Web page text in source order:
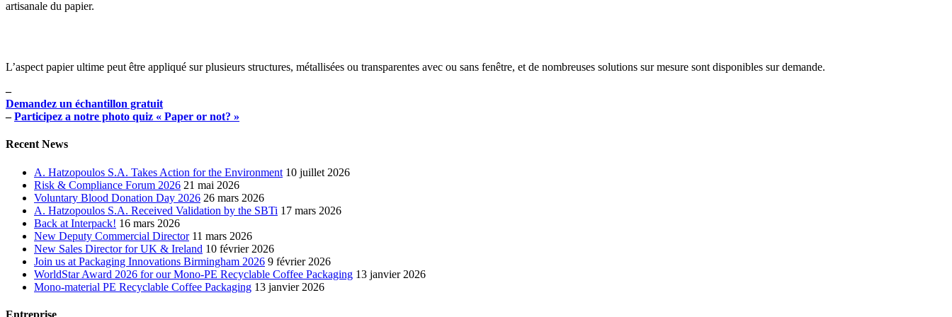
artisanale du papier.
L’aspect papier ultime peut être appliqué sur plusieurs structures, métallisées ou transparentes avec ou sans fenêtre, et de nombreuses solutions sur mesure sont disponibles sur demande.
–
Demandez un échantillon gratuit
–Participez a notre photo quiz « Paper or not? »
Recent News
A. Hatzopoulos S.A. Takes Action for the Environment 10 juillet 2026
Risk & Compliance Forum 2026 21 mai 2026
Voluntary Blood Donation Day 2026 26 mars 2026
A. Hatzopoulos S.A. Received Validation by the SBTi 17 mars 2026
Back at Interpack! 16 mars 2026
New Deputy Commercial Director 11 mars 2026
New Sales Director for UK & Ireland 10 février 2026
Join us at Packaging Innovations Birmingham 2026 9 février 2026
WorldStar Award 2026 for our Mono-PE Recyclable Coffee Packaging 13 janvier 2026
Mono-material PE Recyclable Coffee Packaging 13 janvier 2026
Entreprise